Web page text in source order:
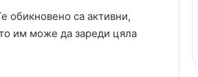
обикновено са активни,
им може да зареди цяла